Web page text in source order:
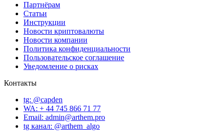
Партнёрам
Статьи
Инструкции
Новости криптовалюты
Новости компании
Политика конфиденциальности
Пользовательское соглашение
Уведомление о рисках
Контакты
tg: @capden
WA: + 44 745 866 71 77
Email: admin@arthem.pro
tg канал: @arthem_algo